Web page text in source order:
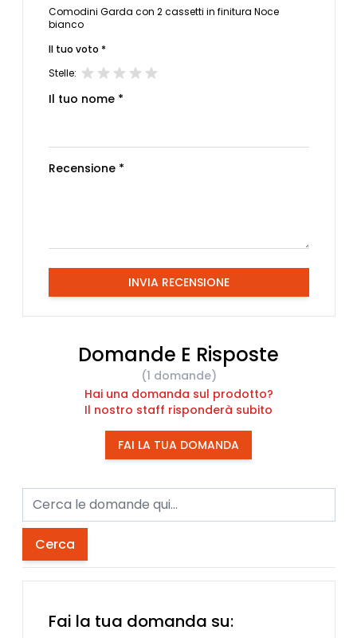
Comodini Garda con 2 cassetti in finitura Noce
bianco
Il tuo voto *
Stelle:
Il tuo nome *
Recensione *
INVIA RECENSIONE
Domande E Risposte
(1 domande)
Hai una domanda sul prodotto?
Il nostro staff risponderà subito
FAI LA TUA DOMANDA
Cerca
Fai la tua domanda su: